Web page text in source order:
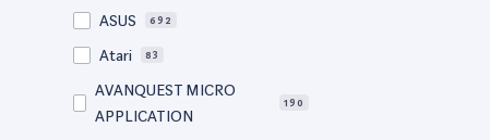
ASUS 692
Atari 83
AVANQUEST MICRO
APPLICATION
190